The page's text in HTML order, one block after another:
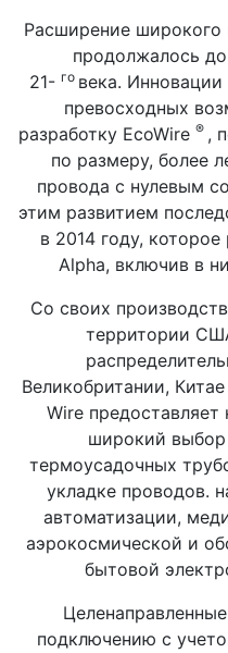
Расширение широкого
продолжалось
21- го века.
превосходных
разработку EcoWire ® ,
по размеру, более
провода с нулевым
этим развитием
в 2014 году,
Alpha, включив в
Со своих
территории
Великобритании,
Wire
широкий выбор
термоусадочных
укладке проводов.
автоматизации,
аэрокосмической и
бытовой
подключению с